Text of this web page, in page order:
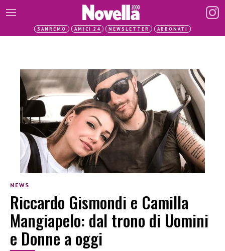
SANREMO AMICI 24 NEWSLETTER ABBONATI
NEWS
Riccardo Gismondi e Camilla
Mangiapelo: dal trono di Uomini
e Donne a oggi